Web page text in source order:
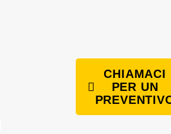
CHIAMACI
PER UN